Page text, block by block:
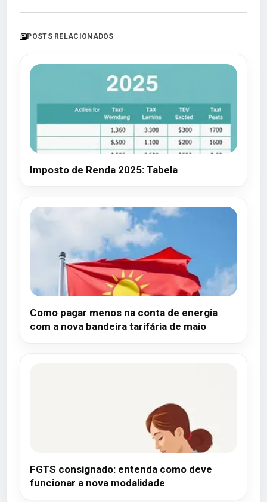
POSTS RELACIONADOS
Imposto de Renda 2025: Tabela
Como pagar menos na conta de energia
com a nova bandeira tarifária de maio
FGTS consignado: entenda como deve
funcionar a nova modalidade